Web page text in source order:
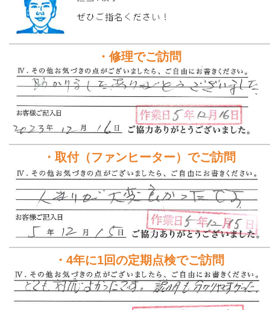
・修理でご訪問
・取付（ファンヒーター）でご訪問
・4年に1回の定期点検でご訪問